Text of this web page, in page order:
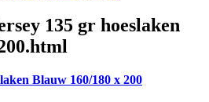
135 gr hoeslaken
Blauw 160/180 x 200